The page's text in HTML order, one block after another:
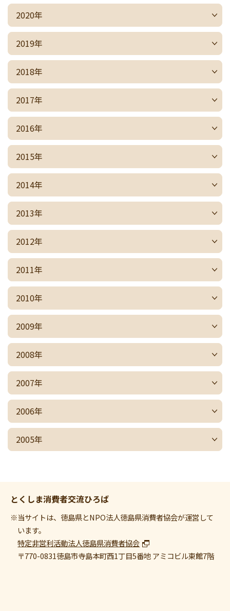
2020年
2019年
2018年
2017年
2016年
2015年
2014年
2013年
2012年
2011年
2010年
2009年
2008年
2007年
2006年
2005年
とくしま消費者交流ひろば
※当サイトは、徳島県とNPO法人徳島県消費者協会が運営して
います。
特定非営利活動法人徳島県消費者協会
〒770-0831徳島市寺島本町西1丁目5番地 アミコビル東館7階